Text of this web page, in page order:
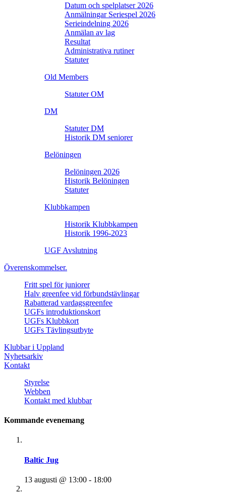
Datum och spelplatser 2026
Anmälningar Seriespel 2026
Serieindelning 2026
Anmälan av lag
Resultat
Administrativa rutiner
Statuter
Old Members
Statuter OM
DM
Statuter DM
Historik DM seniorer
Belöningen
Belöningen 2026
Historik Belöningen
Statuter
Klubbkampen
Historik Klubbkampen
Historik 1996-2023
UGF Avslutning
Överenskommelser.
Fritt spel för juniorer
Halv greenfee vid förbundstävlingar
Rabatterad vardagsgreenfee
UGFs introduktionskort
UGFs Klubbkort
UGFs Tävlingsutbyte
Klubbar i Uppland
Nyhetsarkiv
Kontakt
Styrelse
Webben
Kontakt med klubbar
Kommande evenemang
Baltic Jug
13 augusti @ 13:00 - 18:00